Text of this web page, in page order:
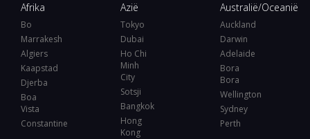
Afrika
Bo
Marrakesh
Algiers
Kaapstad
Djerba
Boa
Vista
Constantine
Azië
Tokyo
Dubai
Ho Chi
Minh
City
Sotsji
Bangkok
Hong
Kong
Australië/Oceanië
Auckland
Darwin
Adelaide
Bora
Bora
Wellington
Sydney
Perth